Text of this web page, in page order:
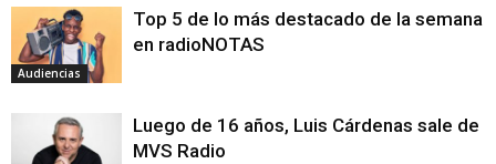
Audiencias
Top 5 de lo más destacado de la semana
en radioNOTAS
Luego de 16 años, Luis Cárdenas sale de
MVS Radio